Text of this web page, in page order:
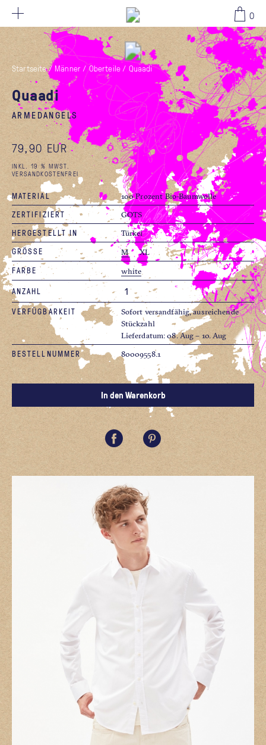
0
79,90 EUR
Startseite/ Männer/ Oberteile/ Quaadi
Quaadi
ARMEDANGELS
79,90 EUR
INKL. 19 % MWST.
VERSANDKOSTENFREI
MATERIAL 100 Prozent Bio-Baumwolle
ZERTIFIZIERT GOTS
HERGESTELLT IN Türkei
GRÖSSE M XL
FARBE white
ANZAHL
VERFÜGBARKEIT
Sofort versandfähig, ausreichende
Stückzahl
Lieferdatum: 08. Aug – 10. Aug
BESTELLNUMMER 80009558.1